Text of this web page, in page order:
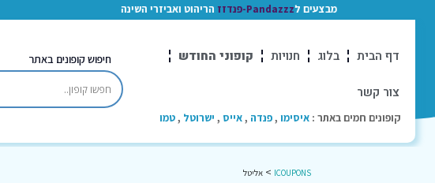
מבצעים לPandazzz-פנדזז הריהוט ואביזרי השינה
דף הבית בלוג חנויות קופוני החודש
צור קשר
קופונים חמים באתר : איסימו ,פנדה ,אייס , ישרוטל ,טמו
חיפוש קופונים באתר
ICOUPONS
> אליטל